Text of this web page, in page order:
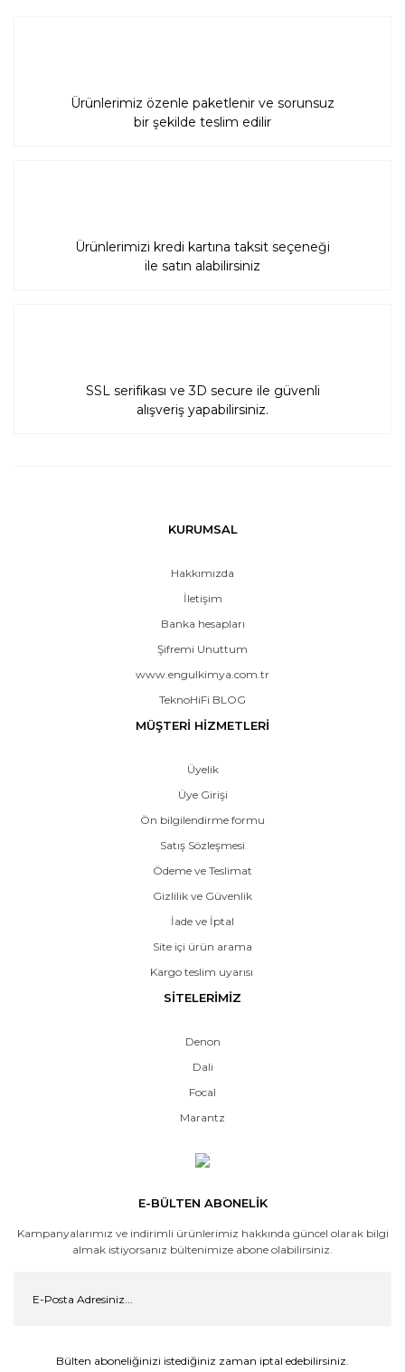
Ürünlerimiz özenle paketlenir ve sorunsuz
bir şekilde teslim edilir
Ürünlerimizi kredi kartına taksit seçeneği
ile satın alabilirsiniz
SSL serifikası ve 3D secure ile güvenli
alışveriş yapabilirsiniz.
KURUMSAL
Hakkımızda
İletişim
Banka hesapları
Şifremi Unuttum
www.engulkimya.com.tr
TeknoHiFi BLOG
MÜŞTERİ HİZMETLERİ
Üyelik
Üye Girişi
Ön bilgilendirme formu
Satış Sözleşmesi
Ödeme ve Teslimat
Gizlilik ve Güvenlik
İade ve İptal
Site içi ürün arama
Kargo teslim uyarısı
SİTELERİMİZ
Denon
Dali
Focal
Marantz
E-BÜLTEN ABONELİK
Kampanyalarımız ve indirimli ürünlerimiz hakkında güncel olarak bilgi
almak istiyorsanız bültenimize abone olabilirsiniz.
Bülten aboneliğinizi istediğiniz zaman iptal edebilirsiniz.